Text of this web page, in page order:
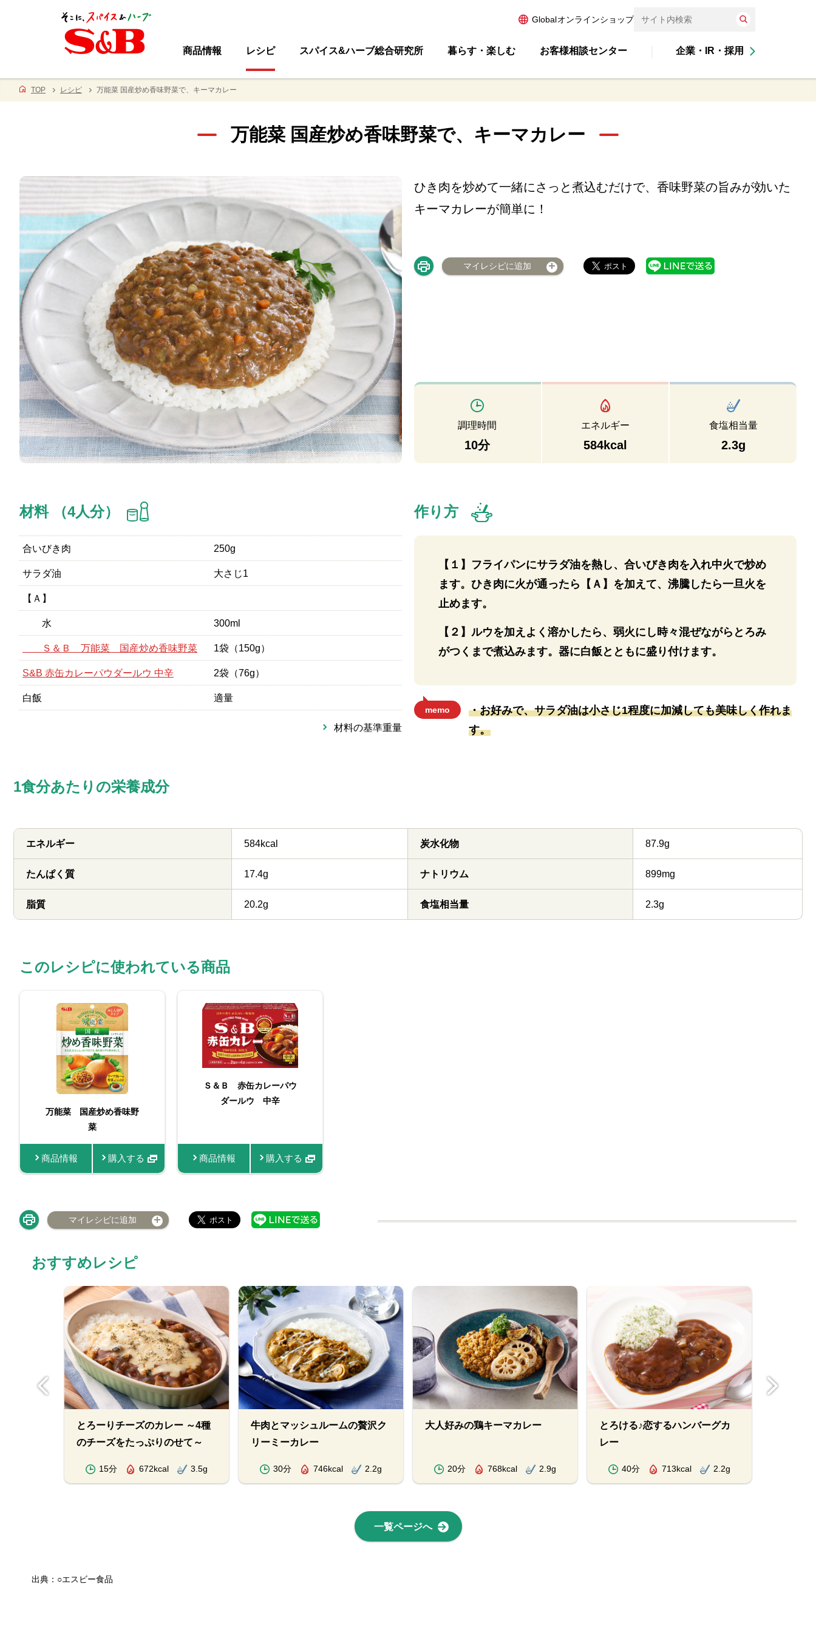
Globalオンラインショップ
商品情報 レシピ スパイス&ハーブ総合研究所 暮らす・楽しむ お客様相談センター 企業・IR・採用
TOP レシピ 万能菜 国産炒め香味野菜で、キーマカレー
万能菜 国産炒め香味野菜で、キーマカレー
ひき肉を炒めて一緒にさっと煮込むだけで、香味野菜の旨みが効いた
キーマカレーが簡単に！
マイレシピに追加
調理時間
10分
エネルギー
584kcal
食塩相当量
2.3g
材料 （4人分）
合いびき肉 250g
サラダ油 大さじ1
【Ａ】
水 300ml
Ｓ＆Ｂ 万能菜 国産炒め香味野菜 1袋（150g）
S&B 赤缶カレーパウダールウ 中辛 2袋（76g）
白飯 適量
材料の基準重量
作り方
【１】フライパンにサラダ油を熱し、合いびき肉を入れ中火で炒め
ます。ひき肉に火が通ったら【Ａ】を加えて、沸騰したら一旦火を
止めます。
【２】ルウを加えよく溶かしたら、弱火にし時々混ぜながらとろみ
がつくまで煮込みます。器に白飯とともに盛り付けます。
memo
・お好みで、サラダ油は小さじ1程度に加減しても美味しく作れま
す。
1食分あたりの栄養成分
エネルギー 584kcal
たんぱく質 17.4g
脂質 20.2g
炭水化物 87.9g
ナトリウム 899mg
食塩相当量 2.3g
このレシピに使われている商品
万能菜 国産炒め香味野
菜
商品情報 購入する
Ｓ＆Ｂ 赤缶カレーパウ
ダールウ 中辛
商品情報 購入する
マイレシピに追加
おすすめレシピ
とろーりチーズのカレー ～4種
のチーズをたっぷりのせて～
15分 672kcal 3.5g
牛肉とマッシュルームの贅沢ク
リーミーカレー
30分 746kcal 2.2g
大人好みの鶏キーマカレー
20分 768kcal 2.9g
とろける♪恋するハンバーグカ
レー
40分 713kcal 2.2g
一覧ページへ
出典：○エスビー食品